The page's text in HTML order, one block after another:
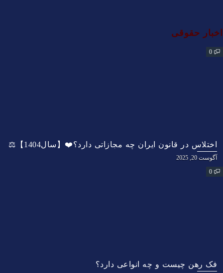
اخبار حقوقی
0
اختلاس در قانون ایران چه مجازاتی دارد؟❤️【سال1404】⚖️
آگوست 20, 2025
0
فک رهن چیست و چه انواعی دارد؟